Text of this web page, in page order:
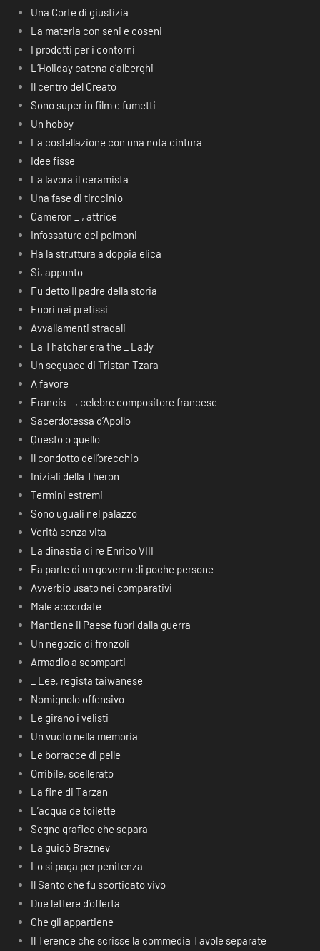
Una Corte di giustizia
La materia con seni e coseni
I prodotti per i contorni
L’Holiday catena d’alberghi
Il centro del Creato
Sono super in film e fumetti
Un hobby
La costellazione con una nota cintura
Idee fisse
La lavora il ceramista
Una fase di tirocinio
Cameron _ , attrice
Infossature dei polmoni
Ha la struttura a doppia elica
Si, appunto
Fu detto Il padre della storia
Fuori nei prefissi
Avvallamenti stradali
La Thatcher era the _ Lady
Un seguace di Tristan Tzara
A favore
Francis _ , celebre compositore francese
Sacerdotessa d’Apollo
Questo o quello
Il condotto dell’orecchio
Iniziali della Theron
Termini estremi
Sono uguali nel palazzo
Verità senza vita
La dinastia di re Enrico VIII
Fa parte di un governo di poche persone
Avverbio usato nei comparativi
Male accordate
Mantiene il Paese fuori dalla guerra
Un negozio di fronzoli
Armadio a scomparti
_ Lee, regista taiwanese
Nomignolo offensivo
Le girano i velisti
Un vuoto nella memoria
Le borracce di pelle
Orribile, scellerato
La fine di Tarzan
L’acqua de toilette
Segno grafico che separa
La guidò Breznev
Lo si paga per penitenza
Il Santo che fu scorticato vivo
Due lettere d’offerta
Che gli appartiene
Il Terence che scrisse la commedia Tavole separate